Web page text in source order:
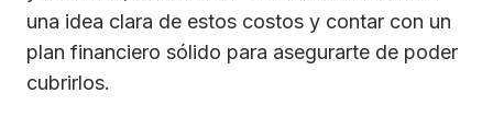
una idea clara de estos costos y contar con un
plan financiero sólido para asegurarte de poder
cubrirlos.